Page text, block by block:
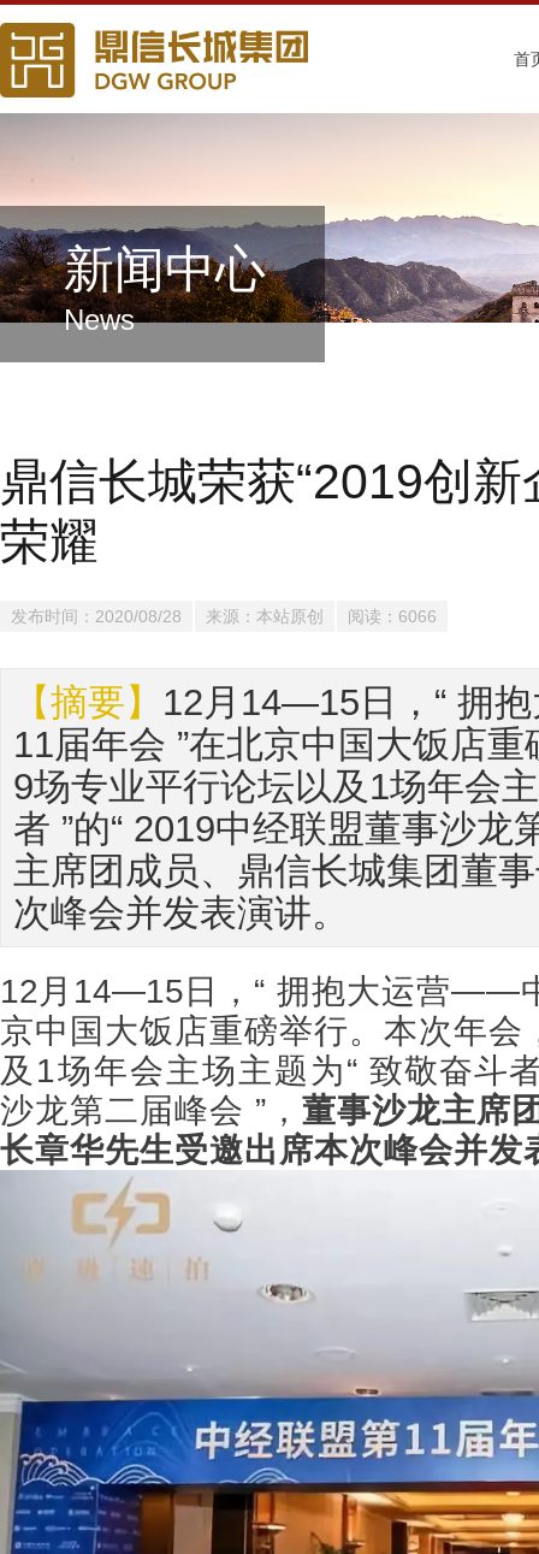
首
新闻中心
News
鼎信长城荣获“2019创
荣耀
发布时间：2020/08/28 来源：本站原创 阅读：6066
【摘要】 12月14—15日，“ 拥
11届年会 ”在北京中国大饭店
9场专业平行论坛以及1场年会
者 ”的“ 2019中经联盟董事沙龙
主席团成员、鼎信长城集团董
次峰会并发表演讲。
12月 14—15 日，“ 拥抱大运营——
京中国大饭店重磅举行。 本次年会
及 1场年会主场主题为“ 致敬奋斗
沙龙第二届峰会 ”， 董事沙龙主席
长章华先生受邀出席本次峰会并发